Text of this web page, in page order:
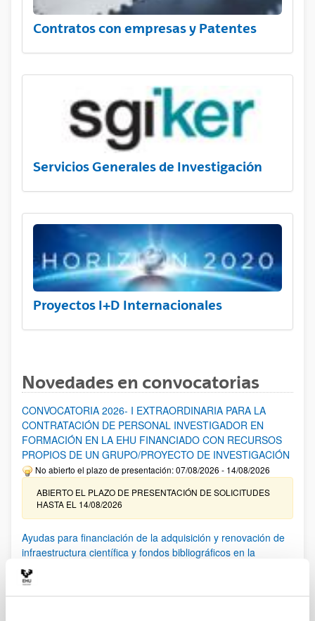
Contratos con empresas y Patentes
Servicios Generales de Investigación
Proyectos I+D Internacionales
Novedades en convocatorias
CONVOCATORIA 2026- I EXTRAORDINARIA PARA LA
CONTRATACIÓN DE PERSONAL INVESTIGADOR EN
FORMACIÓN EN LA EHU FINANCIADO CON RECURSOS
PROPIOS DE UN GRUPO/PROYECTO DE INVESTIGACIÓN
No abierto el plazo de presentación: 07/08/2026 - 14/08/2026
ABIERTO EL PLAZO DE PRESENTACIÓN DE SOLICITUDES
HASTA EL 14/08/2026
Ayudas para financiación de la adquisición y renovación de
infraestructura científica y fondos bibliográficos en la
UPV/EHU 2026